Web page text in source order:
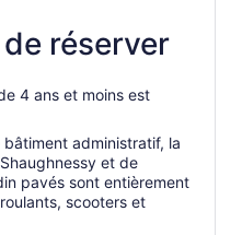
réserver
4 ans et moins est
administratif, la
et de
pavés sont entièrement
scooters et